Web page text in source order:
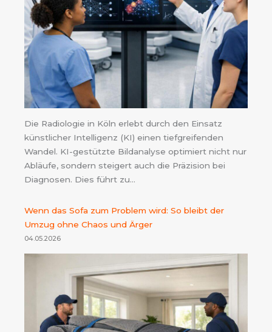
Die Radiologie in Köln erlebt durch den Einsatz
künstlicher Intelligenz (KI) einen tiefgreifenden
Wandel. KI-gestützte Bildanalyse optimiert nicht nur
Abläufe, sondern steigert auch die Präzision bei
Diagnosen. Dies führt zu…
Wenn das Sofa zum Problem wird: So bleibt der
Umzug ohne Chaos und Ärger
04.05.2026